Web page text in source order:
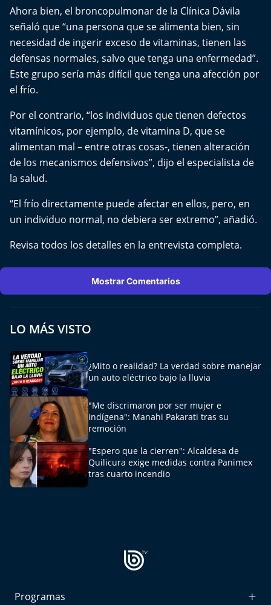
Chile, Historia de 30 años
Carrera a La Moneda
Aquí Estamos
Trasnoche
Reto Inmobiliario
Yo invito
Ahora bien, el broncopulmonar de la Clínica Dávila
señaló que “una persona que se alimenta bien, sin
necesidad de ingerir exceso de vitaminas, tienen las
defensas normales, salvo que tenga una enfermedad”.
Este grupo sería más difícil que tenga una afección por
el frío.
Por el contrario, “los individuos que tienen defectos
vitamínicos, por ejemplo, de vitamina D, que se
alimentan mal – entre otras cosas-, tienen alteración
de los mecanismos defensivos”, dijo el especialista de
la salud.
“El frío directamente puede afectar en ellos, pero, en
un individuo normal, no debiera ser extremo”, añadió.
Revisa todos los detalles en la entrevista completa.
Mostrar Comentarios
LO MÁS VISTO
¿Mito o realidad? La verdad sobre manejar
un auto eléctrico bajo la lluvia
"Me discrimaron por ser mujer e
indígena": Manahi Pakarati tras su
remoción
"Espero que la cierren": Alcaldesa de
Quilicura exige medidas contra Panimex
tras cuarto incendio
Programas